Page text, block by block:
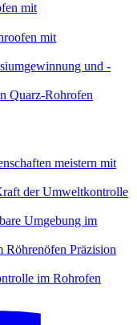
mit
mit
und -
Quarz-Rohrofen
meistern mit
der Umweltkontrolle
Umgebung im
Präzision
im Rohrofen